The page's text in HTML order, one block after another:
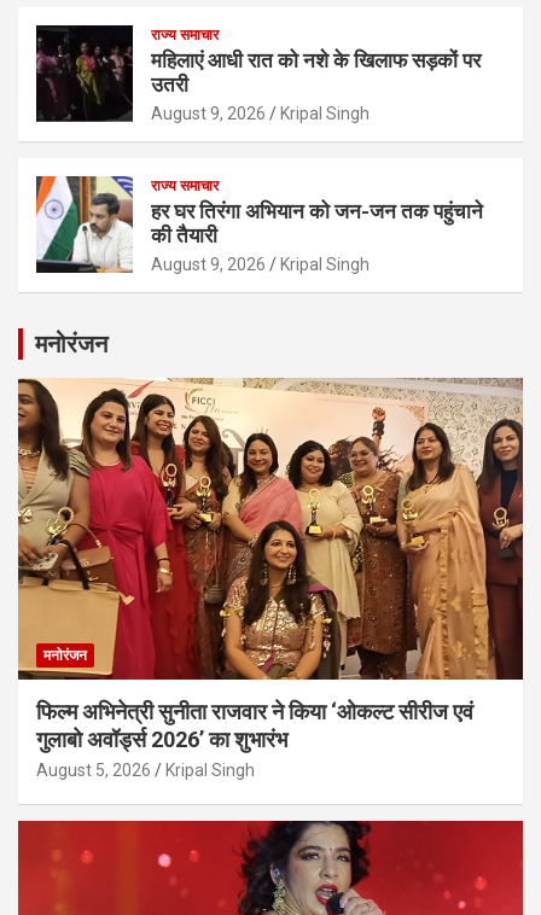
राज्य समाचार
महिलाएं आधी रात को नशे के खिलाफ सड़कों पर
उतरी
August 9, 2026 Kripal Singh
राज्य समाचार
हर घर तिरंगा अभियान को जन-जन तक पहुंचाने
की तैयारी
August 9, 2026 Kripal Singh
मनोरंजन
मनोरंजन
फिल्म अभिनेत्री सुनीता राजवार ने किया ‘ओकल्ट सीरीज एवं
गुलाबो अवॉर्ड्स 2026’ का शुभारंभ
August 5, 2026 Kripal Singh